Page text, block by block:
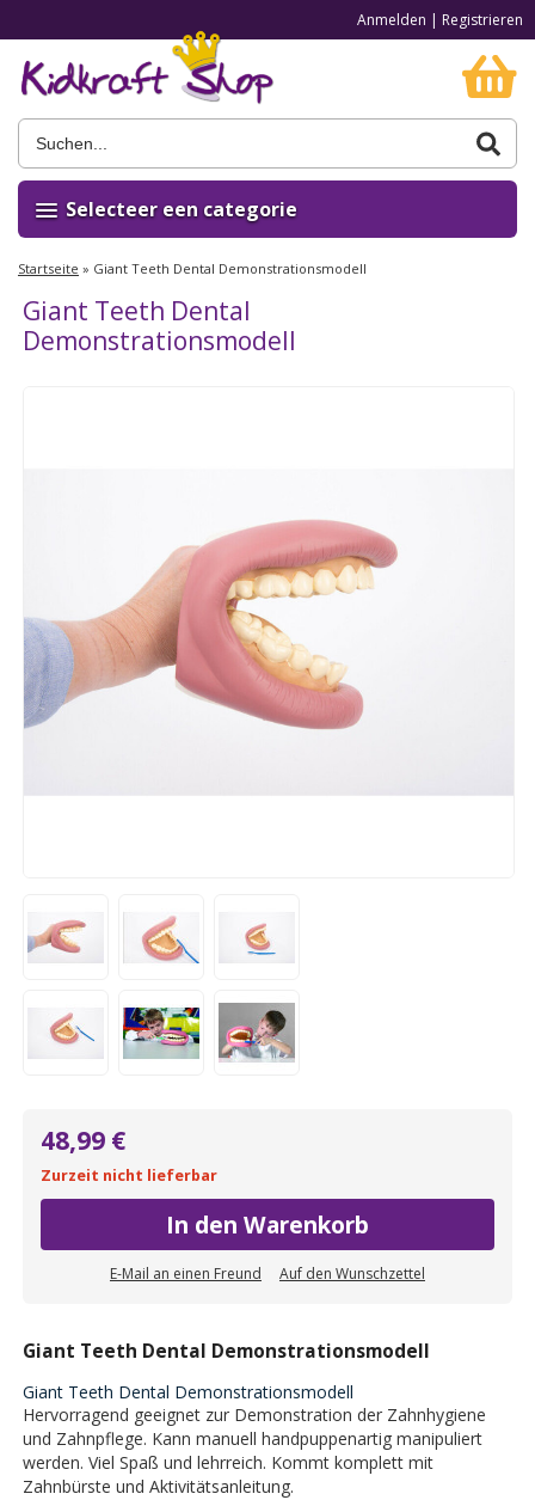
Anmelden | Registrieren
Selecteer een categorie
Startseite » Giant Teeth Dental Demonstrationsmodell
Giant Teeth Dental
Demonstrationsmodell
48,99 €
Zurzeit nicht lieferbar
In den Warenkorb
E-Mail an einen Freund Auf den Wunschzettel
Giant Teeth Dental Demonstrationsmodell
Giant Teeth Dental Demonstrationsmodell
Hervorragend geeignet zur Demonstration der Zahnhygiene
und Zahnpflege. Kann manuell handpuppenartig manipuliert
werden. Viel Spaß und lehrreich. Kommt komplett mit
Zahnbürste und Aktivitätsanleitung.